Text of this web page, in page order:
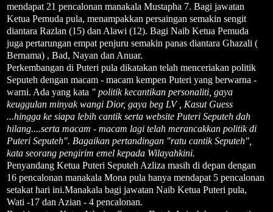
mendapat 21 pencalonan manakala Mustapha 7. Bagi jawatan
Ketua Pemuda pula, menampakkan persaingan semakin sengit
diantara Razlan (15) dan Alawi (12). Bagi Naib Ketua Pemuda
juga pertarungan empat penjuru semakin panas diantara Ghazali (
Bernama) , Bad, Nayan dan Anuar.
Perkembangan di Puteri pula dikatakan telah menceriakan politik
Seputeh dengan macam - macam kempen Puteri yang berwarna -
warni. Ada yang kata " politik kecantikan personaliti, gaya
keuggulan minyak wangi Dior, gaya beg LV , Kasut Guess
...hingga ke siapa lebih cantik serta website Puteri Seputeh dah
hilang....serta macam - macam lagi telah merancakkan politik di
Puteri Seputeh". Bagaikan pertandingan "ratu cantik Seputeh",
kata seorang pengirim emel kepada Wilayahkini.
Penyandang Ketua Puteri Seputeh Azliza masih di depan dengan
16 pencalonan manakala Mona pula hanya mendapat 5 pencalonan
setakat hari ini.Manakala bagi jawatan Naib Ketua Puteri pula,
Wati -17 dan Azian - 4 pencalonan.